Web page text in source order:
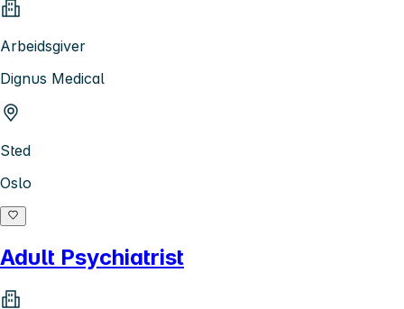
Arbeidsgiver
Dignus Medical
Sted
Oslo
Adult Psychiatrist